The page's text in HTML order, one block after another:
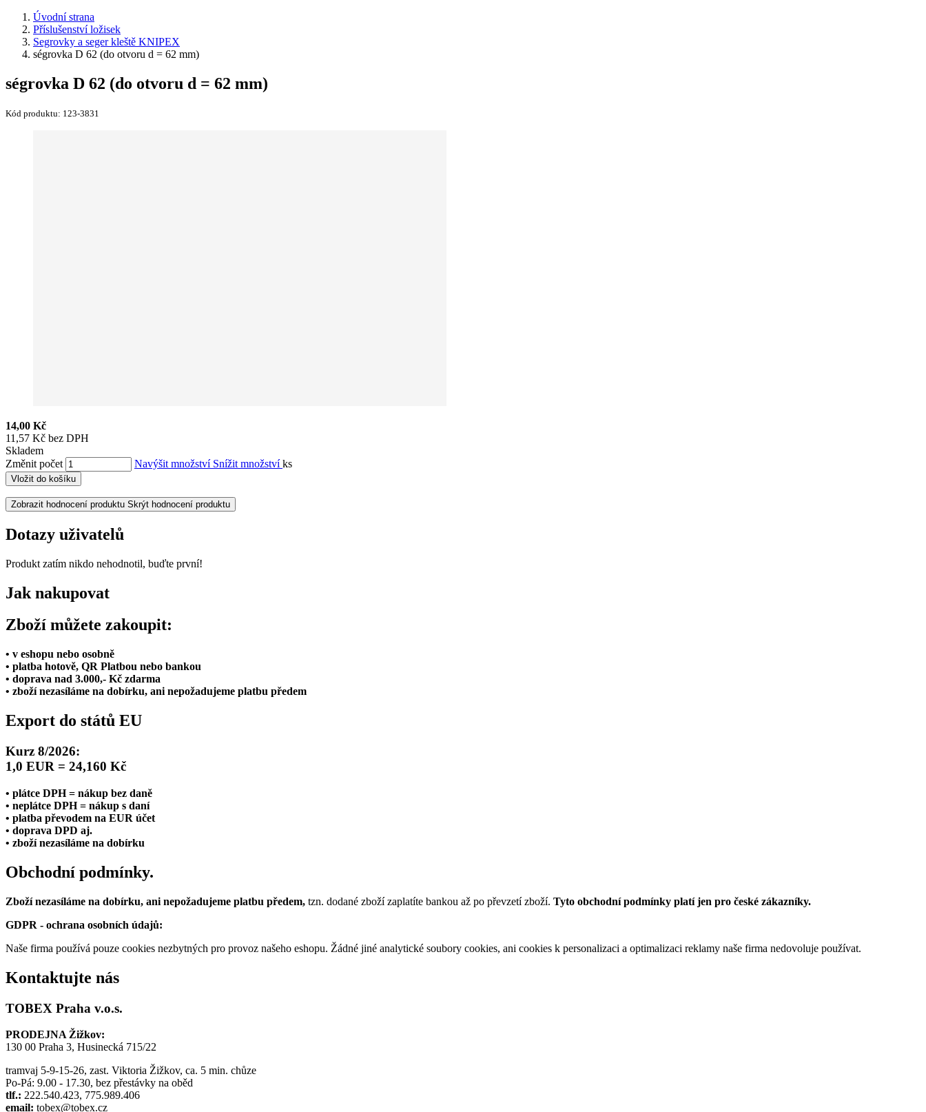
Úvodní strana
Příslušenství ložisek
Segrovky a seger kleště KNIPEX
ségrovka D 62 (do otvoru d = 62 mm)
ségrovka D 62 (do otvoru d = 62 mm)
Kód produktu: 123-3831
14,00 Kč
11,57 Kč bez DPH
Skladem
Změnit počet
Navýšit množství Snížit množstvíks
Vložit do košíku
Zobrazit hodnocení produktu Skrýt hodnocení produktu
Dotazy uživatelů
Produkt zatím nikdo nehodnotil, buďte první!
Jak nakupovat
Zboží můžete zakoupit:
• v eshopu nebo osobně
• platba hotově, QR Platbou nebo bankou
• doprava nad 3.000,- Kč zdarma
• zboží nezasíláme na dobírku, ani nepožadujeme platbu předem
Export do států EU
Kurz 8/2026:
1,0 EUR = 24,160 Kč
• plátce DPH = nákup bez daně
• neplátce DPH = nákup s daní
• platba převodem na EUR účet
• doprava DPD aj.
• zboží nezasíláme na dobírku
Obchodní podmínky.
Zboží nezasíláme na dobírku, ani nepožadujeme platbu předem, tzn. dodané zboží zaplatíte bankou až po převzetí zboží. Tyto obchodní podmínky platí jen pro české zákazníky.
GDPR - ochrana osobních údajů:
Naše firma používá pouze cookies nezbytných pro provoz našeho eshopu. Žádné jiné analytické soubory cookies, ani cookies k personalizaci a optimalizaci reklamy naše firma nedovoluje používat.
Kontaktujte nás
TOBEX Praha v.o.s.
PRODEJNA Žižkov:
130 00 Praha 3, Husinecká 715/22
tramvaj 5-9-15-26, zast. Viktoria Žižkov, ca. 5 min. chůze
Po-Pá: 9.00 - 17.30, bez přestávky na oběd
tlf.: 222.540.423, 775.989.406
email: tobex@tobex.cz